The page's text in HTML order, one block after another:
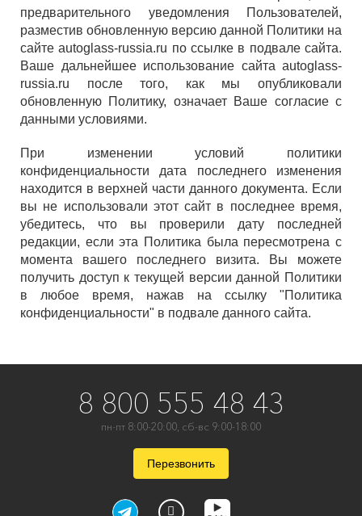
предварительного уведомления Пользователей,
разместив обновленную версию данной Политики на
сайте autoglass-russia.ru по ссылке в подвале сайта.
Ваше дальнейшее использование сайта autoglass-
russia.ru после того, как мы опубликовали
обновленную Политику, означает Ваше согласие с
данными условиями.
При изменении условий политики
конфиденциальности дата последнего изменения
находится в верхней части данного документа. Если
вы не использовали этот сайт в последнее время,
убедитесь, что вы проверили дату последней
редакции, если эта Политика была пересмотрена с
момента вашего последнего визита. Вы можете
получить доступ к текущей версии данной Политики
в любое время, нажав на ссылку "Политика
конфиденциальности" в подвале данного сайта.
8 800 555 48 43
пн-пт 8:00-20:00, сб-вс 9:00-18:00
Перезвонить